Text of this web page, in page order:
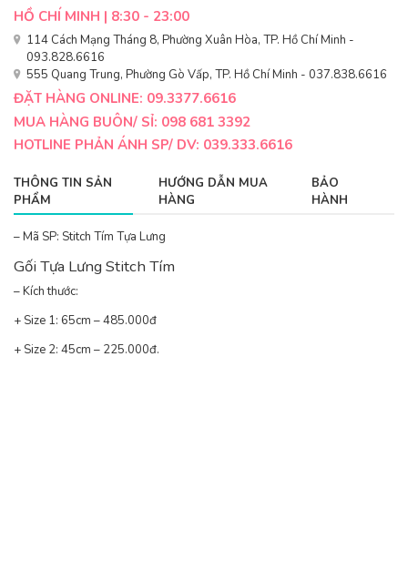
HỒ CHÍ MINH | 8:30 - 23:00
114 Cách Mạng Tháng 8, Phường Xuân Hòa, TP. Hồ Chí Minh -
093.828.6616
555 Quang Trung, Phường Gò Vấp, TP. Hồ Chí Minh - 037.838.6616
ĐẶT HÀNG ONLINE: 09.3377.6616
MUA HÀNG BUÔN/ SỈ: 098 681 3392
HOTLINE PHẢN ÁNH SP/ DV: 039.333.6616
THÔNG TIN SẢN
PHẨM
HƯỚNG DẪN MUA
HÀNG
BẢO
HÀNH
– Mã SP: Stitch Tím Tựa Lưng
Gối Tựa Lưng Stitch Tím
– Kích thước:
+ Size 1: 65cm – 485.000đ
+ Size 2: 45cm – 225.000đ.